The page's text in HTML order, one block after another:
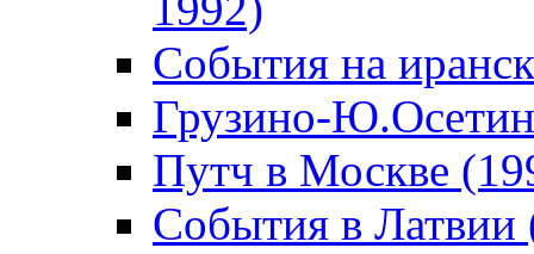
События на
Грузино-
Путч в Москве
События в Латвии